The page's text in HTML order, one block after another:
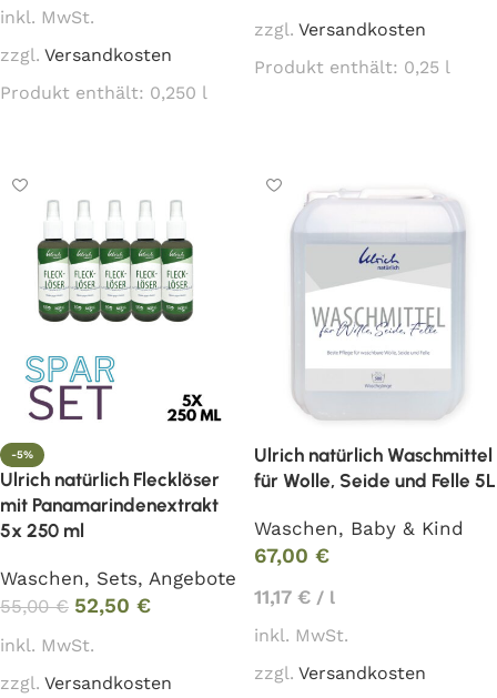
inkl. MwSt.
zzgl. Versandkosten
Produkt enthält: 0,250 l
zzgl. Versandkosten
Produkt enthält: 0,25 l
-5%
Ulrich natürlich Flecklöser
mit Panamarindenextrakt
5x 250 ml
Waschen, Sets, Angebote
55,00€ 52,50 €
inkl. MwSt.
zzgl. Versandkosten
Ulrich natürlich Waschmittel
für Wolle, Seide und Felle 5L
Waschen, Baby & Kind
67,00 €
11,17 € / l
inkl. MwSt.
zzgl. Versandkosten